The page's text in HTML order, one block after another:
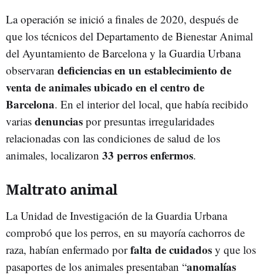
La operación se inició a finales de 2020, después de
que los técnicos del Departamento de Bienestar Animal
del Ayuntamiento de Barcelona y la Guardia Urbana
observaran deficiencias en un establecimiento de
venta de animales ubicado en el centro de
Barcelona. En el interior del local, que había recibido
varias denuncias por presuntas irregularidades
relacionadas con las condiciones de salud de los
animales, localizaron 33 perros enfermos.
Maltrato animal
La Unidad de Investigación de la Guardia Urbana
comprobó que los perros, en su mayoría cachorros de
raza, habían enfermado porfalta de cuidados y que los
pasaportes de los animales presentaban “anomalías